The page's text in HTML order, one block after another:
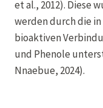
et al., 2012). Diese
werden durch die
bioaktiven
und Phenole
Nnaebue, 2024).